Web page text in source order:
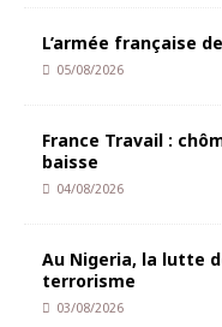
L’armée française
05/08/2026
France Travail :
baisse
04/08/2026
Au Nigeria, la lutte
terrorisme
03/08/2026